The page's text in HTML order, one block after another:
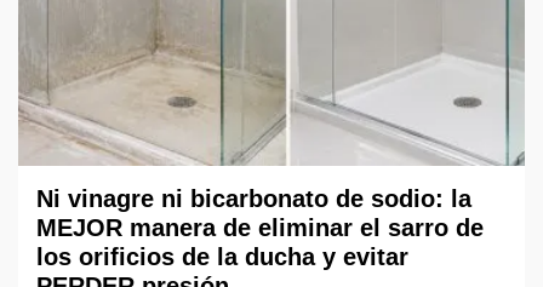
Ni vinagre ni bicarbonato de sodio: la
MEJOR manera de eliminar el sarro de
los orificios de la ducha y evitar